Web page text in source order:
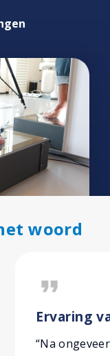
woord
format_quote
Ervaring
“Na